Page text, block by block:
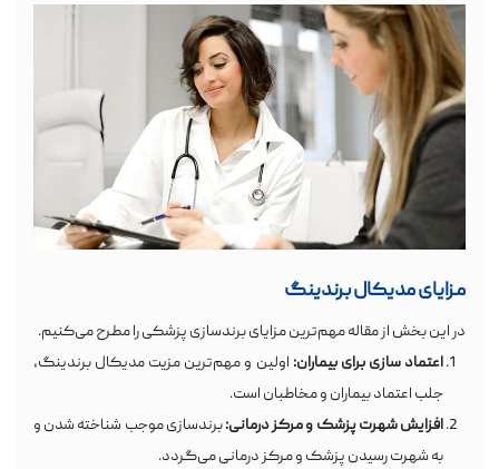
مزایای مدیکال برندینگ
در این بخش از مقاله مهم‌ترین مزایای برندسازی پزشکی را مطرح می‌کنیم.
اعتماد سازی برای بیماران: اولین و مهم‌ترین مزیت مدیکال برندینگ،
جلب اعتماد بیماران و مخاطبان است.
افزایش شهرت پزشک و مرکز درمانی:برندسازی موجب شناخته شدن و
به شهرت رسیدن پزشک و مرکز درمانی می‌گردد.